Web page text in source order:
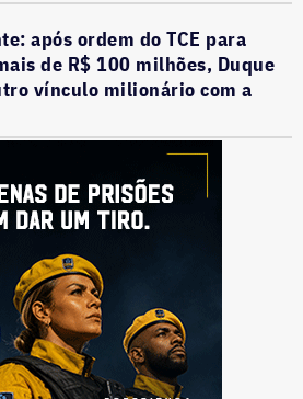
após ordem do TCE para
de R$ 100 milhões, Duque
vínculo milionário com a